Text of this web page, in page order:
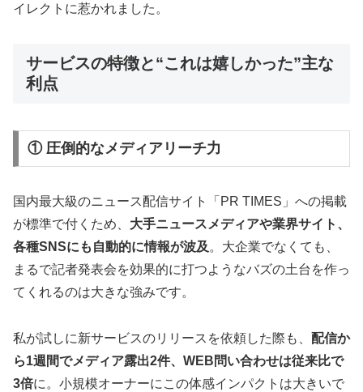
イレクトに惹かれました。
サービスの特徴と“これは嬉しかった”主な
利点
① 圧倒的なメディアリーチ力
国内最大級のニュース配信サイト「PR TIMES」への掲載
が標準で付くため、 大手ニュースメディアや業界サイト、
各種SNSにも自動的に情報が波及 。大企業でなくても、
まるで記者発表会を効果的に打つようなバズの土台を作っ
てくれるのは大きな強みです。
私が試しに新サービスのリリースを依頼した際も、 配信か
ら1週間でメディア露出2件、WEB問い合わせは従来比で
3倍に。小規模オーナーにこの体感インパクトは大きいで